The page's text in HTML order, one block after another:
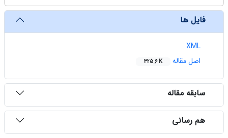
فایل ها
XML
اصل مقاله
325.6 K
سابقه مقاله
هم رسانی